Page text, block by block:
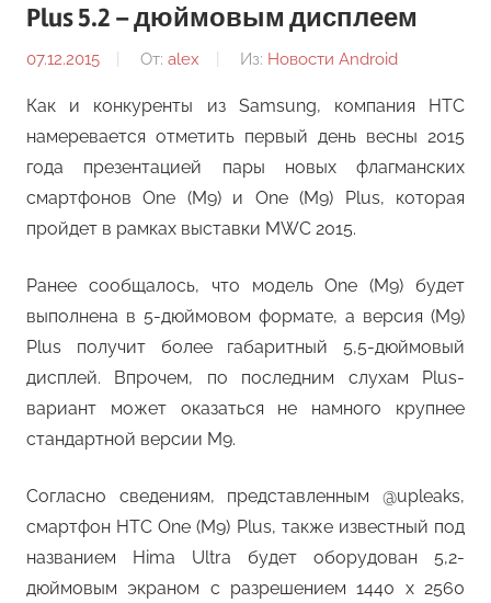
Plus 5.2 – дюймовым дисплеем
07.12.2015 От: alex Из: Новости Android
Как и конкуренты из Samsung, компания HTC
намеревается отметить первый день весны 2015
года презентацией пары новых флагманских
смартфонов One (M9) и One (M9) Plus, которая
пройдет в рамках выставки MWC 2015.
Ранее сообщалось, что модель One (M9) будет
выполнена в 5-дюймовом формате, а версия (M9)
Plus получит более габаритный 5,5-дюймовый
дисплей. Впрочем, по последним слухам Plus-
вариант может оказаться не намного крупнее
стандартной версии M9.
Согласно сведениям, представленным @upleaks,
смартфон HTC One (M9) Plus, также известный под
названием Hima Ultra будет оборудован 5,2-
дюймовым экраном с разрешением 1440 x 2560